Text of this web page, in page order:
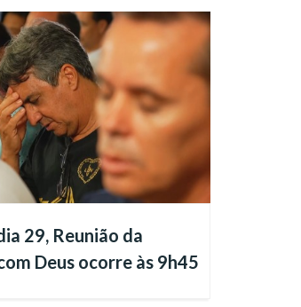
29, Reunião da
Deus ocorre às 9h45